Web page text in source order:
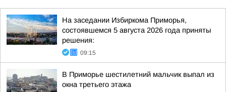
На заседании Избиркома Приморья,
состоявшемся 5 августа 2026 года приняты
решения:
09:15
В Приморье шестилетний мальчик выпал из
окна третьего этажа